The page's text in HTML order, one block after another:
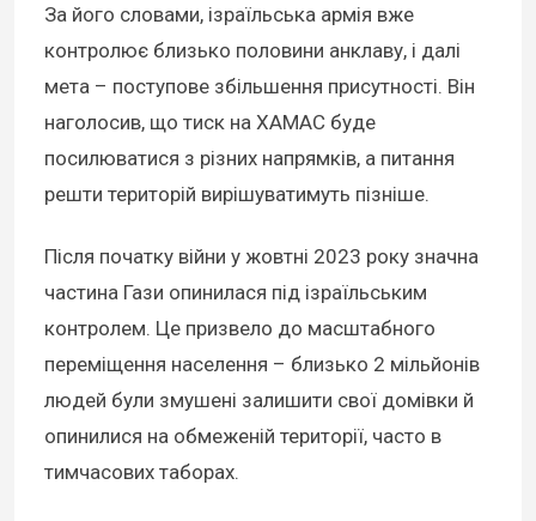
За його словами, ізраїльська армія вже
контролює близько половини анклаву, і далі
мета – поступове збільшення присутності. Він
наголосив, що тиск на ХАМАС буде
посилюватися з різних напрямків, а питання
решти територій вирішуватимуть пізніше.
Після початку війни у жовтні 2023 року значна
частина Гази опинилася під ізраїльським
контролем. Це призвело до масштабного
переміщення населення – близько 2 мільйонів
людей були змушені залишити свої домівки й
опинилися на обмеженій території, часто в
тимчасових таборах.